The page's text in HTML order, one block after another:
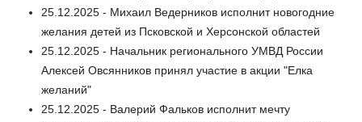
25.12.2025 - Михаил Ведерников исполнит новогодние
желания детей из Псковской и Херсонской областей
25.12.2025 - Начальник регионального УМВД России
Алексей Овсянников принял участие в акции "Елка
желаний"
25.12.2025 - Валерий Фальков исполнит мечту